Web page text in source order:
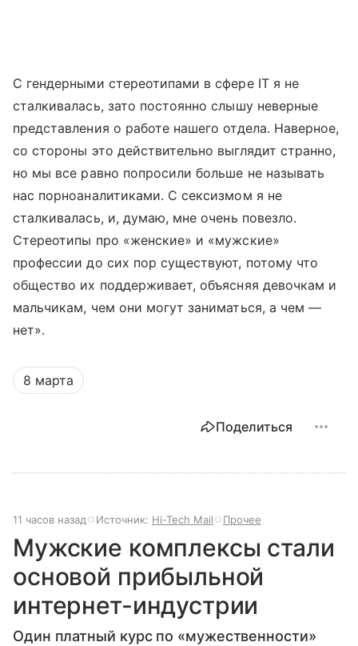
С гендерными стереотипами в сфере IT я не
сталкивалась, зато постоянно слышу неверные
представления о работе нашего отдела. Наверное,
со стороны это действительно выглядит странно,
но мы все равно попросили больше не называть
нас порноаналитиками. С сексизмом я не
сталкивалась, и, думаю, мне очень повезло.
Стереотипы про «женские» и «мужские»
профессии до сих пор существуют, потому что
общество их поддерживает, объясняя девочкам и
мальчикам, чем они могут заниматься, а чем —
нет».
8 марта
Поделиться
11 часов назад Источник: Hi-Tech Mail Прочее
Мужские комплексы стали
основой прибыльной
интернет-индустрии
Один платный курс по «мужественности»